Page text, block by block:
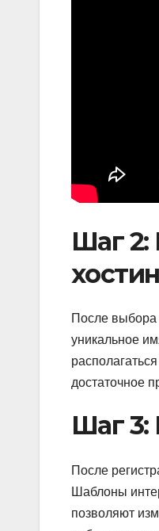
Шаг 2:
После выбора
уникальное
достаточное
Шаг 3:
После
Шаблоны
позволяют